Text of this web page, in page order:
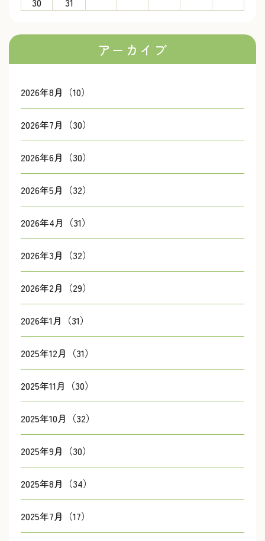
アーカイブ
2026年8月（10）
2026年7月（30）
2026年6月（30）
2026年5月（32）
2026年4月（31）
2026年3月（32）
2026年2月（29）
2026年1月（31）
2025年12月（31）
2025年11月（30）
2025年10月（32）
2025年9月（30）
2025年8月（34）
2025年7月（17）